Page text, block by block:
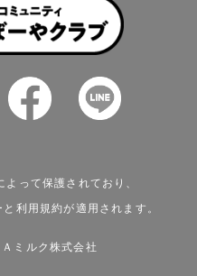
って保護されており、
と 利用規約が適用されます。
ミルク株式会社